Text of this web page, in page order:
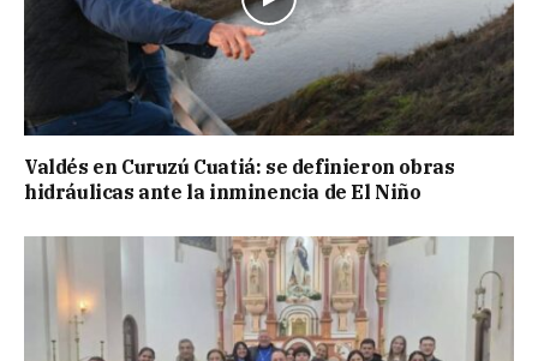
Valdés en Curuzú Cuatiá: se definieron obras
hidráulicas ante la inminencia de El Niño